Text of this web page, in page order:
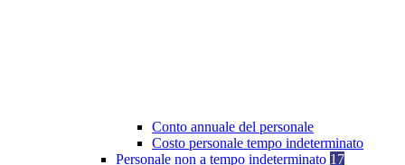
Conto annuale del personale
Costo personale tempo indeterminato
Personale non a tempo indeterminato 17